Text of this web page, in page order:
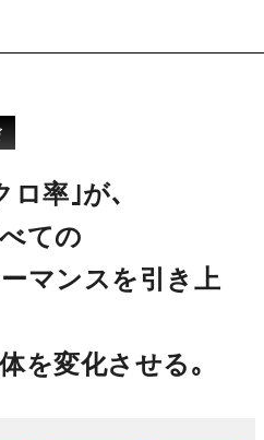
ロ率｣が､
ての
マンスを引き上
を変化させる｡